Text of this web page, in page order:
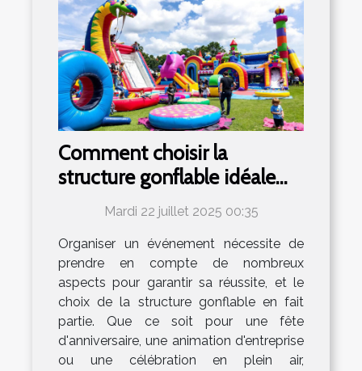
Comment choisir la
structure gonflable idéale
pour votre événement ?
Mardi 22 juillet 2025 00:35
Organiser un événement nécessite de
prendre en compte de nombreux
aspects pour garantir sa réussite, et le
choix de la structure gonflable en fait
partie. Que ce soit pour une fête
d'anniversaire, une animation d'entreprise
ou une célébration en plein air,